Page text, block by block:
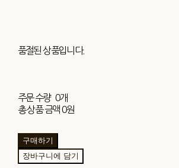
품절된 상품입니다.
주문 수량 0개
총 상품 금액0원
구매하기
장바구니에 담기